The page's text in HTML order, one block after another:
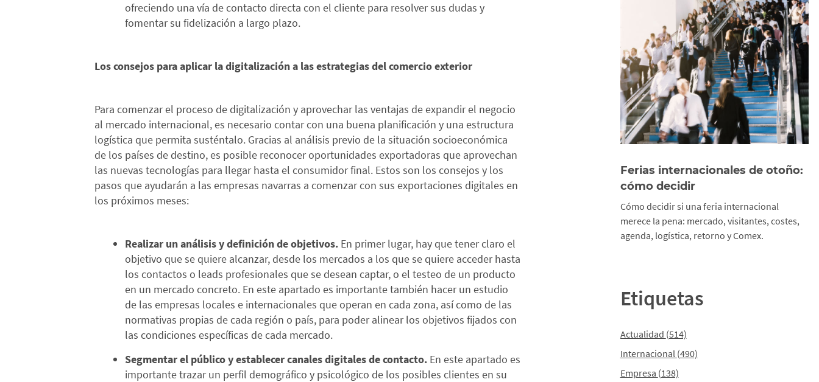
ofreciendo una vía de contacto directa con el cliente para resolver sus dudas y
fomentar su fidelización a largo plazo.
Los consejos para aplicar la digitalización a las estrategias del comercio exterior
Para comenzar el proceso de digitalización y aprovechar las ventajas de expandir el negocio
al mercado internacional, es necesario contar con una buena planificación y una estructura
logística que permita susténtalo. Gracias al análisis previo de la situación socioeconómica
de los países de destino, es posible reconocer oportunidades exportadoras que aprovechan
las nuevas tecnologías para llegar hasta el consumidor final. Estos son los consejos y los
pasos que ayudarán a las empresas navarras a comenzar con sus exportaciones digitales en
los próximos meses:
Realizar un análisis y definición de objetivos. En primer lugar, hay que tener claro el
objetivo que se quiere alcanzar, desde los mercados a los que se quiere acceder hasta
los contactos o leads profesionales que se desean captar, o el testeo de un producto
en un mercado concreto. En este apartado es importante también hacer un estudio
de las empresas locales e internacionales que operan en cada zona, así como de las
normativas propias de cada región o país, para poder alinear los objetivos fijados con
las condiciones específicas de cada mercado.
Segmentar el público y establecer canales digitales de contacto. En este apartado es
importante trazar un perfil demográfico y psicológico de los posibles clientes en su
Ferias internacionales de otoño:
cómo decidir
Cómo decidir si una feria internacional
merece la pena: mercado, visitantes, costes,
agenda, logística, retorno y Comex.
Etiquetas
Actualidad (514)
Internacional (490)
Empresa (138)